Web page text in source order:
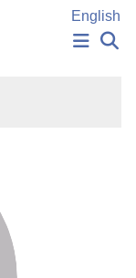
English